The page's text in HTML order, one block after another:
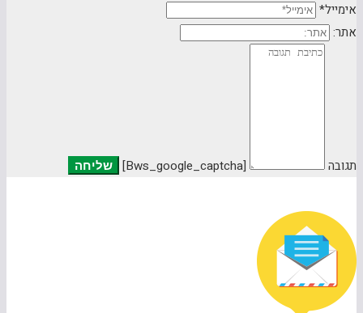
אימייל*
אתר:
תגובה [bws_google_captcha]